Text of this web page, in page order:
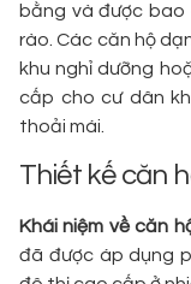
bằng và được
rào. Các căn hộ
khu nghỉ dưỡng
cấp cho cư dân
thoải mái.
Thiết kế căn
Khái niệm về căn
đã được áp dụng